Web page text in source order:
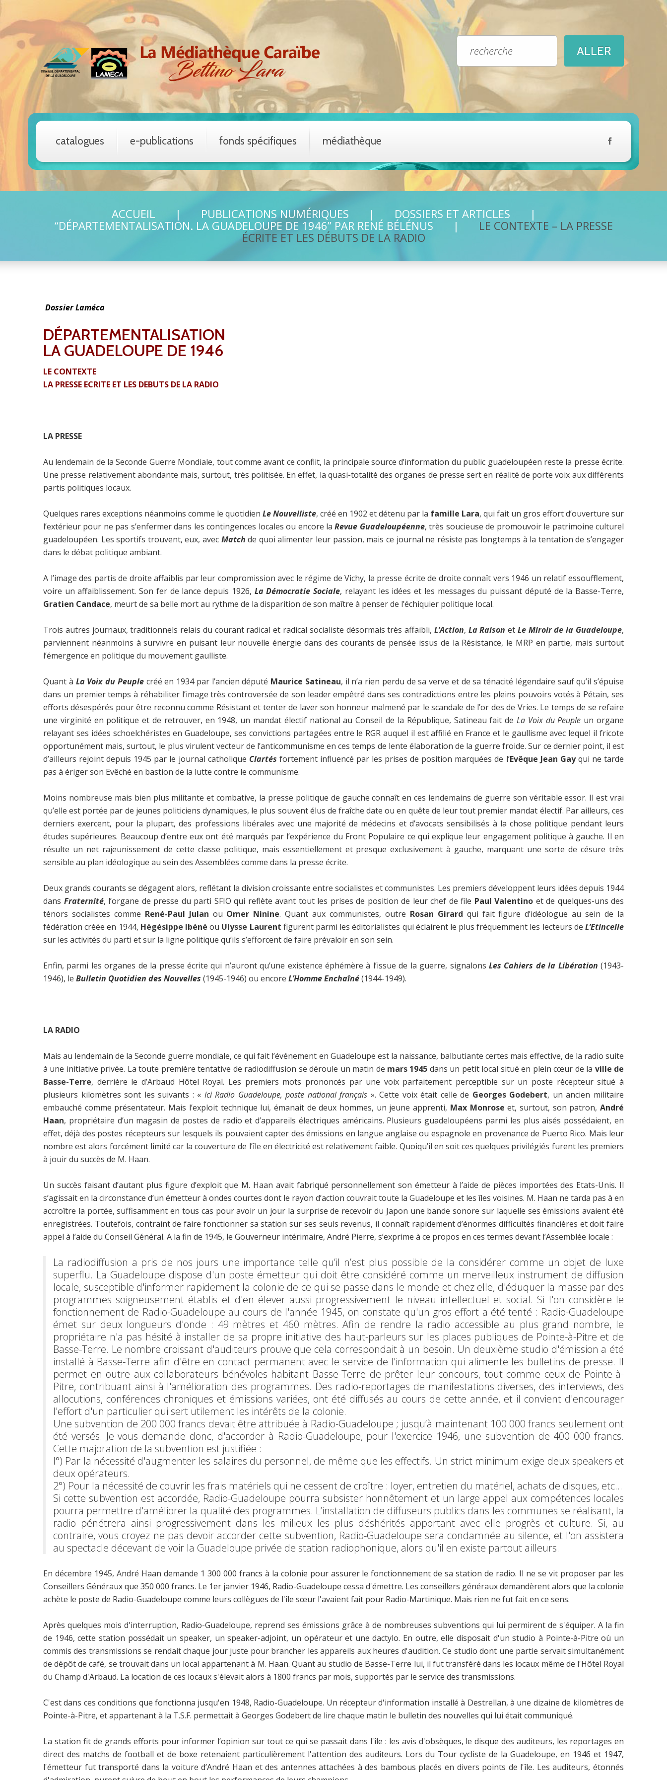
catalogues e-publications fonds spécifiques médiathèque
ACCUEIL PUBLICATIONS NUMÉRIQUES
DOSSIERS ET ARTICLES
“DÉPARTEMENTALISATION. LA GUADELOUPE DE 1946” PAR RENÉ BÉLÉNUS
LE CONTEXTE – LA PRESSE
ÉCRITE ET LES DÉBUTS DE LA RADIO
Dossier Laméca
DÉPARTEMENTALISATION
LA GUADELOUPE DE 1946
LE CONTEXTE
LA PRESSE ECRITE ET LES DEBUTS DE LA RADIO
LA PRESSE
Au lendemain de la Seconde Guerre Mondiale, tout comme avant ce conflit, la principale source d’information du public guadeloupéen reste la presse écrite.
Une presse relativement abondante mais, surtout, très politisée. En effet, la quasi-totalité des organes de presse sert en réalité de porte voix aux différents
partis politiques locaux.
Quelques rares exceptions néanmoins comme le quotidien Le Nouvelliste, créé en 1902 et détenu par la famille Lara, qui fait un gros effort d’ouverture sur
l’extérieur pour ne pas s’enfermer dans les contingences locales ou encore laRevue Guadeloupéenne, très soucieuse de promouvoir le patrimoine culturel
guadeloupéen. Les sportifs trouvent, eux, avec Match de quoi alimenter leur passion, mais ce journal ne résiste pas longtemps à la tentation de s’engager
dans le débat politique ambiant.
A l’image des partis de droite affaiblis par leur compromission avec le régime de Vichy, la presse écrite de droite connaît vers 1946 un relatif essoufflement,
voire un affaiblissement. Son fer de lance depuis 1926, La Démocratie Sociale, relayant les idées et les messages du puissant député de la Basse-Terre,
Gratien Candace, meurt de sa belle mort au rythme de la disparition de son maître à penser de l’échiquier politique local.
Trois autres journaux, traditionnels relais du courant radical et radical socialiste désormais très affaibli, L’Action, La Raison et Le Miroir de la Guadeloupe,
parviennent néanmoins à survivre en puisant leur nouvelle énergie dans des courants de pensée issus de la Résistance, le MRP en partie, mais surtout
l’émergence en politique du mouvement gaulliste.
Quant à La Voix du Peuplecréé en 1934 par l’ancien député Maurice Satineau, il n’a rien perdu de sa verve et de sa ténacité légendaire sauf qu’il s’épuise
dans un premier temps à réhabiliter l’image très controversée de son leader empêtré dans ses contradictions entre les pleins pouvoirs votés à Pétain, ses
efforts désespérés pour être reconnu comme Résistant et tenter de laver son honneur malmené par le scandale de l’or des de Vries. Le temps de se refaire
une virginité en politique et de retrouver, en 1948, un mandat électif national au Conseil de la République, Satineau fait de La Voix du Peuple un organe
relayant ses idées schoelchéristes en Guadeloupe, ses convictions partagées entre le RGR auquel il est affilié en France et le gaullisme avec lequel il fricote
opportunément mais, surtout, le plus virulent vecteur de l’anticommunisme en ces temps de lente élaboration de la guerre froide. Sur ce dernier point, il est
d’ailleurs rejoint depuis 1945 par le journal catholique Clartés fortement influencé par les prises de position marquées de l’Evêque Jean Gayqui ne tarde
pas à ériger son Evêché en bastion de la lutte contre le communisme.
Moins nombreuse mais bien plus militante et combative, la presse politique de gauche connaît en ces lendemains de guerre son véritable essor. Il est vrai
qu’elle est portée par de jeunes politiciens dynamiques, le plus souvent élus de fraîche date ou en quête de leur tout premier mandat électif. Par ailleurs, ces
derniers exercent, pour la plupart, des professions libérales avec une majorité de médecins et d’avocats sensibilisés à la chose politique pendant leurs
études supérieures. Beaucoup d’entre eux ont été marqués par l’expérience du Front Populaire ce qui explique leur engagement politique à gauche. Il en
résulte un net rajeunissement de cette classe politique, mais essentiellement et presque exclusivement à gauche, marquant une sorte de césure très
sensible au plan idéologique au sein des Assemblées comme dans la presse écrite.
Deux grands courants se dégagent alors, reflétant la division croissante entre socialistes et communistes. Les premiers développent leurs idées depuis 1944
dans Fraternité, l’organe de presse du parti SFIO qui reflète avant tout les prises de position de leur chef de file Paul Valentino et de quelques-uns des
ténors socialistes comme René-Paul Julan ou Omer Ninine. Quant aux communistes, outre Rosan Girard qui fait figure d’idéologue au sein de la
fédération créée en 1944, Hégésippe Ibéné ou Ulysse Laurent figurent parmi les éditorialistes qui éclairent le plus fréquemment les lecteurs deL’Etincelle
sur les activités du parti et sur la ligne politique qu’ils s’efforcent de faire prévaloir en son sein.
Enfin, parmi les organes de la presse écrite qui n’auront qu’une existence éphémère à l’issue de la guerre, signalons Les Cahiers de la Libération (1943-
1946), le Bulletin Quotidien des Nouvelles (1945-1946) ou encore L’Homme Enchaîné(1944-1949).
LA RADIO
Mais au lendemain de la Seconde guerre mondiale, ce qui fait l’événement en Guadeloupe est la naissance, balbutiante certes mais effective, de la radio suite
à une initiative privée. La toute première tentative de radiodiffusion se déroule un matin de mars 1945 dans un petit local situé en plein cœur de la ville de
Basse-Terre, derrière le d’Arbaud Hôtel Royal. Les premiers mots prononcés par une voix parfaitement perceptible sur un poste récepteur situé à
plusieurs kilomètres sont les suivants : « Ici Radio Guadeloupe, poste national français ». Cette voix était celle de Georges Godebert, un ancien militaire
embauché comme présentateur. Mais l’exploit technique lui, émanait de deux hommes, un jeune apprenti, Max Monrose et, surtout, son patron,André
Haan, propriétaire d’un magasin de postes de radio et d’appareils électriques américains. Plusieurs guadeloupéens parmi les plus aisés possédaient, en
effet, déjà des postes récepteurs sur lesquels ils pouvaient capter des émissions en langue anglaise ou espagnole en provenance de Puerto Rico. Mais leur
nombre est alors forcément limité car la couverture de l’île en électricité est relativement faible. Quoiqu’il en soit ces quelques privilégiés furent les premiers
à jouir du succès de M. Haan.
Un succès faisant d’autant plus figure d’exploit que M. Haan avait fabriqué personnellement son émetteur à l’aide de pièces importées des Etats-Unis. Il
s’agissait en la circonstance d’un émetteur à ondes courtes dont le rayon d’action couvrait toute la Guadeloupe et les îles voisines. M. Haan ne tarda pas à en
accroître la portée, suffisamment en tous cas pour avoir un jour la surprise de recevoir du Japon une bande sonore sur laquelle ses émissions avaient été
enregistrées. Toutefois, contraint de faire fonctionner sa station sur ses seuls revenus, il connaît rapidement d’énormes difficultés financières et doit faire
appel à l’aide du Conseil Général. A la fin de 1945, le Gouverneur intérimaire, André Pierre, s’exprime à ce propos en ces termes devant l’Assemblée locale :
La radiodiffusion a pris de nos jours une importance telle qu’il n’est plus possible de la considérer comme un objet de luxe
superflu. La Guadeloupe dispose d'un poste émetteur qui doit être considéré comme un merveilleux instrument de diffusion
locale, susceptible d'informer rapidement la colonie de ce qui se passe dans le monde et chez elle, d'éduquer la masse par des
programmes soigneusement établis et d'en élever aussi progressivement le niveau intellectuel et social. Si l'on considère le
fonctionnement de Radio-Guadeloupe au cours de l'année 1945, on constate qu'un gros effort a été tenté : Radio-Guadeloupe
émet sur deux longueurs d'onde : 49 mètres et 460 mètres. Afin de rendre la radio accessible au plus grand nombre, le
propriétaire n'a pas hésité à installer de sa propre initiative des haut-parleurs sur les places publiques de Pointe-à-Pitre et de
Basse-Terre. Le nombre croissant d'auditeurs prouve que cela correspondait à un besoin. Un deuxième studio d'émission a été
installé à Basse-Terre afin d'être en contact permanent avec le service de l'information qui alimente les bulletins de presse. Il
permet en outre aux collaborateurs bénévoles habitant Basse-Terre de prêter leur concours, tout comme ceux de Pointe-à-
Pitre, contribuant ainsi à l'amélioration des programmes. Des radio-reportages de manifestations diverses, des interviews, des
allocutions, conférences chroniques et émissions variées, ont été diffusés au cours de cette année, et il convient d'encourager
l'effort d'un particulier qui sert utilement les intérêts de la colonie.
Une subvention de 200 000 francs devait être attribuée à Radio-Guadeloupe ; jusqu’à maintenant 100 000 francs seulement ont
été versés. Je vous demande donc, d'accorder à Radio-Guadeloupe, pour l'exercice 1946, une subvention de 400 000 francs.
Cette majoration de la subvention est justifiée :
l°) Par la nécessité d'augmenter les salaires du personnel, de même que les effectifs. Un strict minimum exige deux speakers et
deux opérateurs.
2°) Pour la nécessité de couvrir les frais matériels qui ne cessent de croître : loyer, entretien du matériel, achats de disques, etc...
Si cette subvention est accordée, Radio-Guadeloupe pourra subsister honnêtement et un large appel aux compétences locales
pourra permettre d'améliorer la qualité des programmes. L’installation de diffuseurs publics dans les communes se réalisant, la
radio pénétrera ainsi progressivement dans les milieux les plus déshérités apportant avec elle progrès et culture. Si, au
contraire, vous croyez ne pas devoir accorder cette subvention, Radio-Guadeloupe sera condamnée au silence, et l'on assistera
au spectacle décevant de voir la Guadeloupe privée de station radiophonique, alors qu'il en existe partout ailleurs.
En décembre 1945, André Haan demande 1 300 000 francs à la colonie pour assurer le fonctionnement de sa station de radio. Il ne se vit proposer par les
Conseillers Généraux que 350 000 francs. Le 1er janvier 1946, Radio-Guadeloupe cessa d'émettre. Les conseillers généraux demandèrent alors que la colonie
achète le poste de Radio-Guadeloupe comme leurs collègues de l'île sœur l'avaient fait pour Radio-Martinique. Mais rien ne fut fait en ce sens.
Après quelques mois d'interruption, Radio-Guadeloupe, reprend ses émissions grâce à de nombreuses subventions qui lui permirent de s'équiper. A la fin
de 1946, cette station possédait un speaker, un speaker-adjoint, un opérateur et une dactylo. En outre, elle disposait d'un studio à Pointe-à-Pitre où un
commis des transmissions se rendait chaque jour juste pour brancher les appareils aux heures d'audition. Ce studio dont une partie servait simultanément
de dépôt de café, se trouvait dans un local appartenant à M. Haan. Quant au studio de Basse-Terre lui, il fut transféré dans les locaux même de l'Hôtel Royal
du Champ d'Arbaud. La location de ces locaux s'élevait alors à 1800 francs par mois, supportés par le service des transmissions.
C'est dans ces conditions que fonctionna jusqu'en 1948, Radio-Guadeloupe. Un récepteur d'information installé à Destrellan, à une dizaine de kilomètres de
Pointe-à-Pitre, et appartenant à la T.S.F. permettait à Georges Godebert de lire chaque matin le bulletin des nouvelles qui lui était communiqué.
La station fit de grands efforts pour informer l’opinion sur tout ce qui se passait dans l'île : les avis d'obsèques, le disque des auditeurs, les reportages en
direct des matchs de football et de boxe retenaient particulièrement l'attention des auditeurs. Lors du Tour cycliste de la Guadeloupe, en 1946 et 1947,
l'émetteur fut transporté dans la voiture d’André Haan et des antennes attachées à des bambous placés en divers points de l'île. Les auditeurs, étonnés